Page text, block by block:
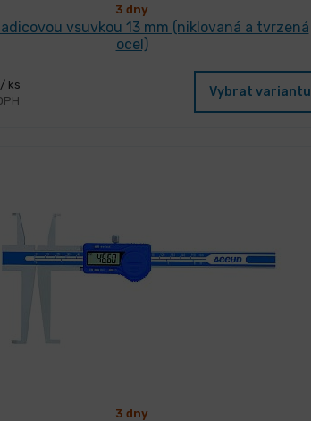
3 dny
vsuvkou 13 mm (niklovaná a tvrzená
ocel)
/ ks
Vybrat variantu
3 dny